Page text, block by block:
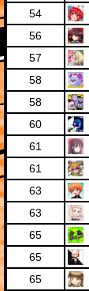
54
56
57
58
58
60
61
61
63
63
65
65
65